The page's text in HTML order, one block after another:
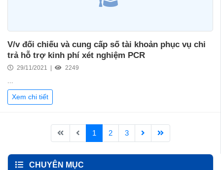
V/v đối chiếu và cung cấp số tài khoản phục vụ chi
trả hỗ trợ kinh phí xét nghiệm PCR
29/11/2021 | 2249
...
Xem chi tiết
1 2 3
CHUYÊN MỤC